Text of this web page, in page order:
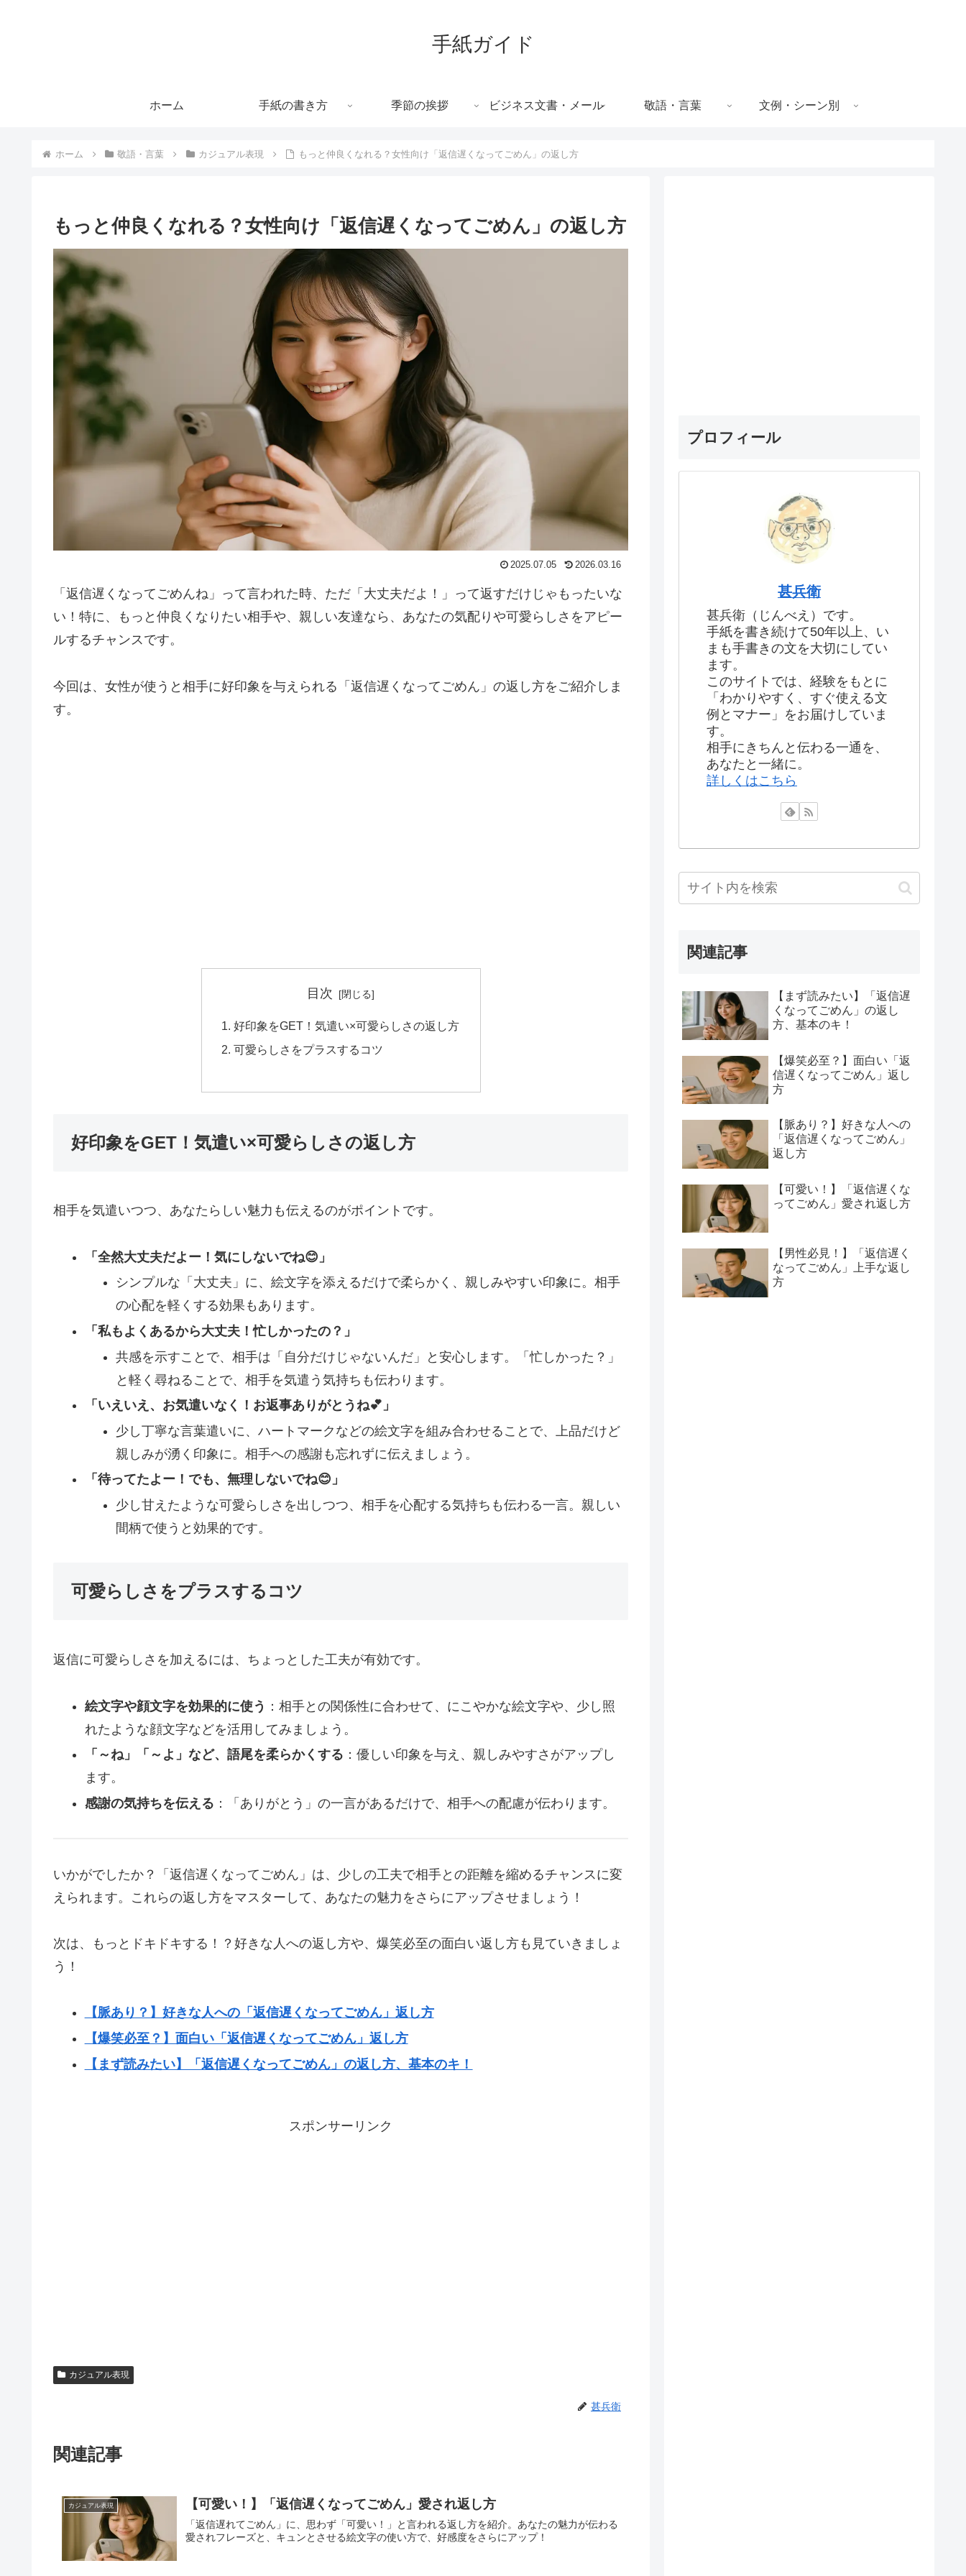
手紙ガイド
ホーム 手紙の書き方 季節の挨拶 ビジネス文書・メール 敬語・言葉 文例・シーン別
ホーム 敬語・言葉 カジュアル表現 もっと仲良くなれる？女性向け「返信遅くなってごめん」の返し方
もっと仲良くなれる？女性向け「返信遅くなってごめん」の返し方
2025.07.05 2026.03.16
「返信遅くなってごめんね」って言われた時、ただ「大丈夫だよ！」って返すだけじゃもったいな
い！特に、もっと仲良くなりたい相手や、親しい友達なら、あなたの気配りや可愛らしさをアピー
ルするチャンスです。
今回は、女性が使うと相手に好印象を与えられる「返信遅くなってごめん」の返し方をご紹介しま
す。
目次
好印象をGET！気遣い×可愛らしさの返し方
可愛らしさをプラスするコツ
好印象をGET！気遣い×可愛らしさの返し方
相手を気遣いつつ、あなたらしい魅力も伝えるのがポイントです。
「全然大丈夫だよー！気にしないでね😊」
シンプルな「大丈夫」に、絵文字を添えるだけで柔らかく、親しみやすい印象に。相手
の心配を軽くする効果もあります。
「私もよくあるから大丈夫！忙しかったの？」
共感を示すことで、相手は「自分だけじゃないんだ」と安心します。「忙しかった？」
と軽く尋ねることで、相手を気遣う気持ちも伝わります。
「いえいえ、お気遣いなく！お返事ありがとうね💕」
少し丁寧な言葉遣いに、ハートマークなどの絵文字を組み合わせることで、上品だけど
親しみが湧く印象に。相手への感謝も忘れずに伝えましょう。
「待ってたよー！でも、無理しないでね😊」
少し甘えたような可愛らしさを出しつつ、相手を心配する気持ちも伝わる一言。親しい
間柄で使うと効果的です。
可愛らしさをプラスするコツ
返信に可愛らしさを加えるには、ちょっとした工夫が有効です。
絵文字や顔文字を効果的に使う ：相手との関係性に合わせて、にこやかな絵文字や、少し照
れたような顔文字などを活用してみましょう。
「～ね」「～よ」など、語尾を柔らかくする ：優しい印象を与え、親しみやすさがアップし
ます。
感謝の気持ちを伝える ：「ありがとう」の一言があるだけで、相手への配慮が伝わります。
いかがでしたか？「返信遅くなってごめん」は、少しの工夫で相手との距離を縮めるチャンスに変
えられます。これらの返し方をマスターして、あなたの魅力をさらにアップさせましょう！
次は、もっとドキドキする！？好きな人への返し方や、爆笑必至の面白い返し方も見ていきましょ
う！
【脈あり？】好きな人への「返信遅くなってごめん」返し方
【爆笑必至？】面白い「返信遅くなってごめん」返し方
【まず読みたい】「返信遅くなってごめん」の返し方、基本のキ！
スポンサーリンク
カジュアル表現
甚兵衛
関連記事
カジュアル表現 【可愛い！】「返信遅くなってごめん」愛され返し方
「返信遅れてごめん」に、思わず「可愛い！」と言われる返し方を紹介。あなたの魅力が伝わる
愛されフレーズと、キュンとさせる絵文字の使い方で、好感度をさらにアップ！
プロフィール
甚兵衛
甚兵衛（じんべえ）です。
手紙を書き続けて50年以上、い
まも手書きの文を大切にしてい
ます。
このサイトでは、経験をもとに
「わかりやすく、すぐ使える文
例とマナー」をお届けしていま
す。
相手にきちんと伝わる一通を、
あなたと一緒に。
詳しくはこちら
関連記事
【まず読みたい】「返信遅
くなってごめん」の返し
方、基本のキ！
【爆笑必至？】面白い「返
信遅くなってごめん」返し
方
【脈あり？】好きな人への
「返信遅くなってごめん」
返し方
【可愛い！】「返信遅くな
ってごめん」愛され返し方
【男性必見！】「返信遅く
なってごめん」上手な返し
方